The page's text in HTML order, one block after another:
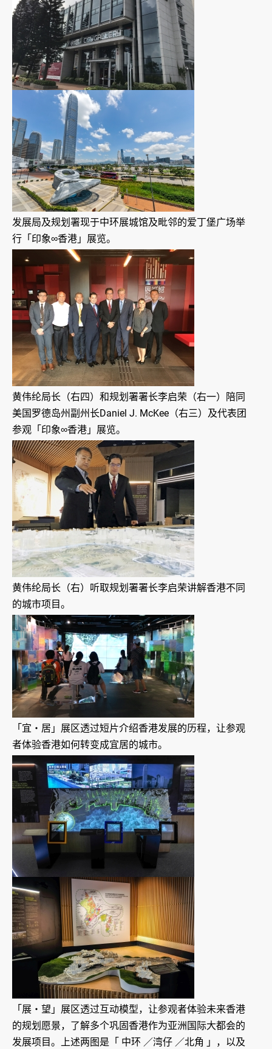
发展局及规划署现于中环展城馆及毗邻的爱丁堡广场举
行「印象∞香港」展览。
黄伟纶局长（右四）和规划署署长李启荣（右一）陪同
美国罗德岛州副州长Daniel J. McKee（右三）及代表团
参观「印象∞香港」展览。
黄伟纶局长（右）听取规划署署长李启荣讲解香港不同
的城市项目。
「宜‧居」展区透过短片介绍香港发展的历程，让参观
者体验香港如何转变成宜居的城市。
「展‧望」展区透过互动模型，让参观者体验未来香港
的规划愿景，了解多个巩固香港作为亚洲国际大都会的
发展项目。上述两图是「 中环 ／湾仔 ／北角 」，以及